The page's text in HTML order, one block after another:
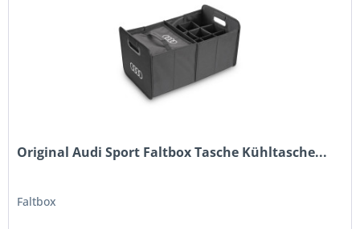
Original Audi Sport Faltbox Tasche Kühltasche...
Faltbox